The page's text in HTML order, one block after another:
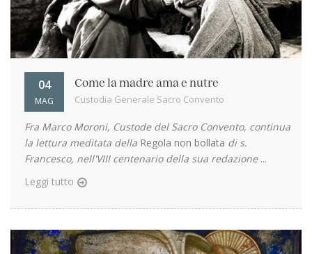
04
MAG
Come la madre ama e nutre
Custodia Generale Sacro Convento
Fra Marco Moroni, Custode del Sacro Convento, continua
la lettura meditata della Regola non bollata di s.
Francesco, nell'VIII centenario della sua redazione...
Leggi tutto